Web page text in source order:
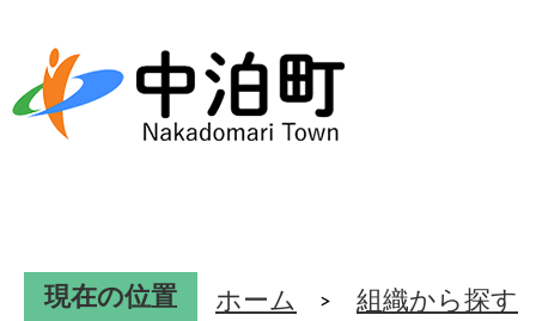
現在の位置 ホーム 組織から探す